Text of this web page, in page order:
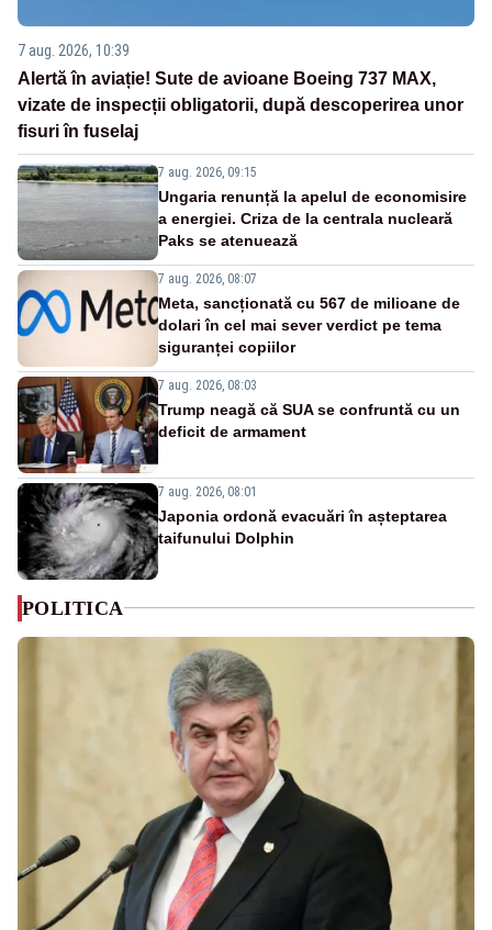
7 aug. 2026, 10:39
Alertă în aviație! Sute de avioane Boeing 737 MAX,
vizate de inspecții obligatorii, după descoperirea unor
fisuri în fuselaj
7 aug. 2026, 09:15
Ungaria renunță la apelul de economisire
a energiei. Criza de la centrala nucleară
Paks se atenuează
7 aug. 2026, 08:07
Meta, sancționată cu 567 de milioane de
dolari în cel mai sever verdict pe tema
siguranței copiilor
7 aug. 2026, 08:03
Trump neagă că SUA se confruntă cu un
deficit de armament
7 aug. 2026, 08:01
Japonia ordonă evacuări în așteptarea
taifunului Dolphin
POLITICA